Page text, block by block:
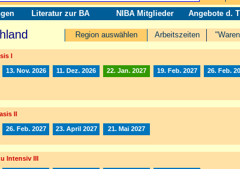
Literatur zur BA NIBA Mitglieder Angebote d.
Arbeitszeiten
Region auswählen
I
13. Nov. 2026 11. Dez. 2026 22. Jan. 2027 19. Feb. 2027 26. Feb.
II
26. Feb. 2027 23. April 2027 21. Mai 2027
Intensiv III